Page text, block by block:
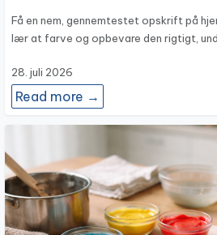
Få en nem, gennemtestet opskrift på
lær at farve og opbevare den rigtigt,
28. juli 2026
Read more →